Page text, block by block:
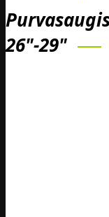
Purvasaugis
26"-29"